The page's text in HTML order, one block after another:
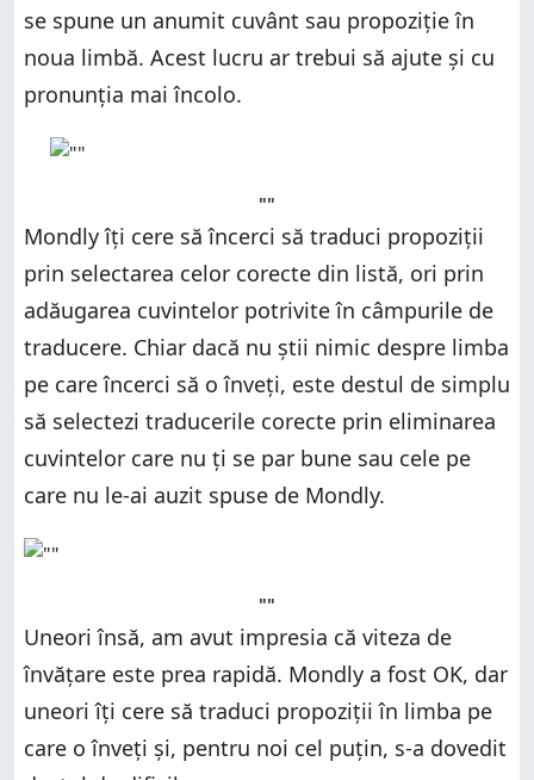
se spune un anumit cuvânt sau propoziție în
noua limbă. Acest lucru ar trebui să ajute și cu
pronunția mai încolo.
""
Mondly îți cere să încerci să traduci propoziții
prin selectarea celor corecte din listă, ori prin
adăugarea cuvintelor potrivite în câmpurile de
traducere. Chiar dacă nu știi nimic despre limba
pe care încerci să o înveți, este destul de simplu
să selectezi traducerile corecte prin eliminarea
cuvintelor care nu ți se par bune sau cele pe
care nu le-ai auzit spuse de Mondly.
""
Uneori însă, am avut impresia că viteza de
învățare este prea rapidă. Mondly a fost OK, dar
uneori îți cere să traduci propoziții în limba pe
care o înveți și, pentru noi cel puțin, s-a dovedit